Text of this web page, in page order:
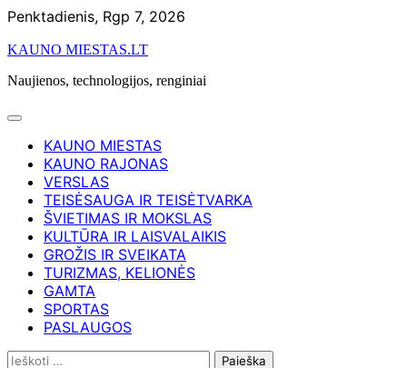
Skip
content
Penktadienis, Rgp 7, 2026
KAUNO MIESTAS.LT
Naujienos, technologijos, renginiai
KAUNO MIESTAS
KAUNO RAJONAS
VERSLAS
TEISĖSAUGA IR TEISĖTVARKA
ŠVIETIMAS IR MOKSLAS
KULTŪRA IR LAISVALAIKIS
GROŽIS IR SVEIKATA
TURIZMAS, KELIONĖS
GAMTA
SPORTAS
PASLAUGOS
Ieškoti: